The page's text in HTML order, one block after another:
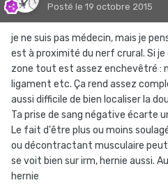
Posté le 19 octobre 2015
je ne suis pas médecin, mais je
est à proximité du nerf crural. Si
zone tout est assez enchevêtré :
ligament etc. Ça rend assez
aussi difficile de bien localiser la
Ta prise de sang négative écarte
Le fait d'être plus ou moins
ou décontractant musculaire peut
se voit bien sur irm, hernie aussi.
hernie